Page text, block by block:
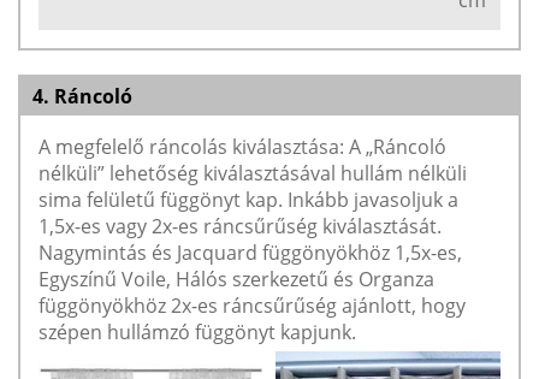
4. Ráncoló
A megfelelő ráncolás kiválasztása: A „Ráncoló
nélküli” lehetőség kiválasztásával hullám nélküli
sima felületű függönyt kap. Inkább javasoljuk a
1,5x-es vagy 2x-es ráncsűrűség kiválasztását.
Nagymintás és Jacquard függönyökhöz 1,5x-es,
Egyszínű Voile, Hálós szerkezetű és Organza
függönyökhöz 2x-es ráncsűrűség ajánlott, hogy
szépen hullámzó függönyt kapjunk.